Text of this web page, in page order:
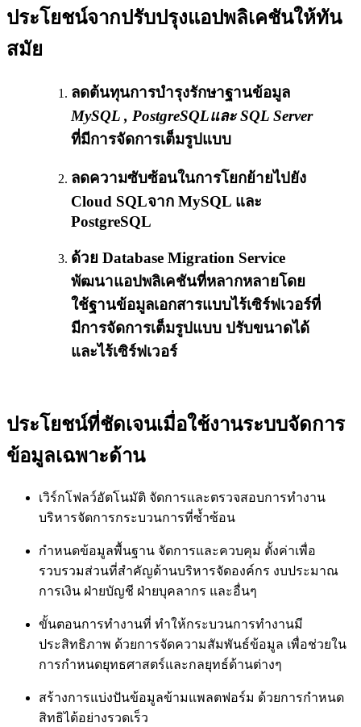
ประโยชน์จากปรับปรุงแอปพลิเคชันให้ทัน
สมัย
ลดต้นทุนการบำรุงรักษาฐานข้อมูล
MySQL , PostgreSQLและ SQL Server
ที่มีการจัดการเต็มรูปแบบ
ลดความซับซ้อนในการโยกย้ายไปยัง
Cloud SQLจาก MySQL และ
PostgreSQL
ด้วย Database Migration Service
พัฒนาแอปพลิเคชันที่หลากหลายโดย
ใช้ฐานข้อมูลเอกสารแบบไร้เซิร์ฟเวอร์ที่
มีการจัดการเต็มรูปแบบ ปรับขนาดได้
และไร้เซิร์ฟเวอร์
ประโยชน์ที่ชัดเจนเมื่อใช้งานระบบจัดการ
ข้อมูลเฉพาะด้าน
เวิร์กโฟลว์อัตโนมัติ จัดการและตรวจสอบการทำงาน
บริหารจัดการกระบวนการที่ซ้ำซ้อน
กำหนดข้อมูลพื้นฐาน จัดการและควบคุม ตั้งค่าเพื่อ
รวบรวมส่วนที่สำคัญด้านบริหารจัดองค์กร งบประมาณ
การเงิน ฝ่ายบัญชี ฝ่ายบุคลากร และอื่นๆ
ขั้นตอนการทำงานที่ ทำให้กระบวนการทำงานมี
ประสิทธิภาพ ด้วยการจัดความสัมพันธ์ข้อมูล เพื่อช่วยใน
การกำหนดยุทธศาสตร์และกลยุทธ์ด้านต่างๆ
สร้างการแบ่งปันข้อมูลข้ามแพลตฟอร์ม ด้วยการกำหนด
สิทธิได้อย่างรวดเร็ว